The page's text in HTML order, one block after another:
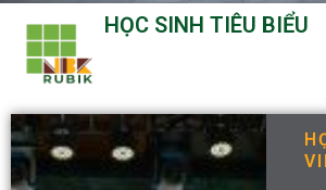
HỌC SINH TIÊU BIỂU